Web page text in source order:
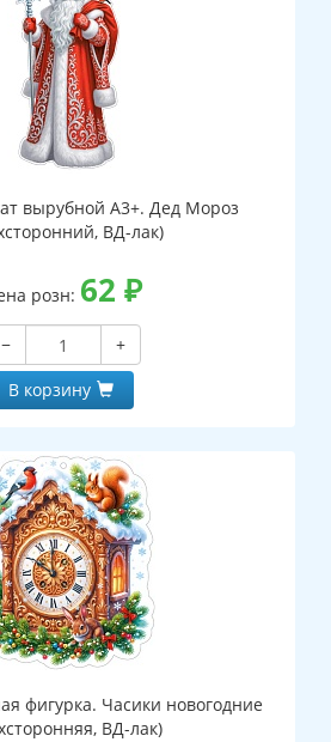
вырубной А3+. Дед Мороз
ВД-лак)
розн: 62 ₽
−
+
В корзину
фигурка. Часики новогодние
ВД-лак)